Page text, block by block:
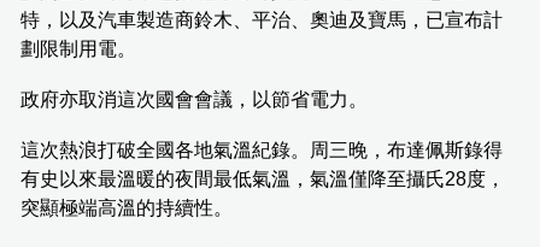
特，以及汽車製造商鈴木、平治、奧迪及寶馬，已宣布計
劃限制用電。
政府亦取消這次國會會議，以節省電力。
這次熱浪打破全國各地氣溫紀錄。周三晚，布達佩斯錄得
有史以來最溫暖的夜間最低氣溫，氣溫僅降至攝氏28度，
突顯極端高溫的持續性。